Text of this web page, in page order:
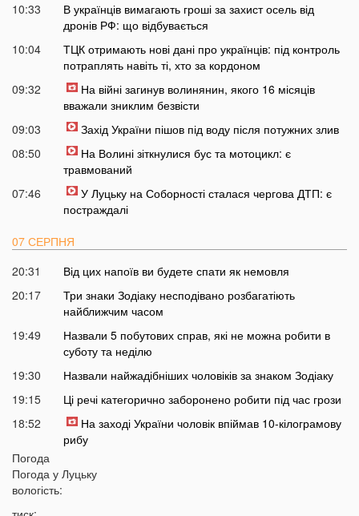
10:33
В українців вимагають гроші за захист осель від
дронів РФ: що відбувається
10:04
ТЦК отримають нові дані про українців: під контроль
потраплять навіть ті, хто за кордоном
09:32
На війні загинув волинянин, якого 16 місяців
вважали зниклим безвісти
09:03
Захід України пішов під воду після потужних злив
08:50
На Волині зіткнулися бус та мотоцикл: є
травмований
07:46
У Луцьку на Соборності сталася чергова ДТП: є
постраждалі
07 СЕРПНЯ
20:31
Від цих напоїв ви будете спати як немовля
20:17
Три знаки Зодіаку несподівано розбагатіють
найближчим часом
19:49
Назвали 5 побутових справ, які не можна робити в
суботу та неділю
19:30
Назвали найжадібніших чоловіків за знаком Зодіаку
19:15
Ці речі категорично заборонено робити під час грози
18:52
На заході України чоловік впіймав 10-кілограмову
рибу
18:28
на картку, але є важлива умова
Погода
Погода у Луцьку
вологість: